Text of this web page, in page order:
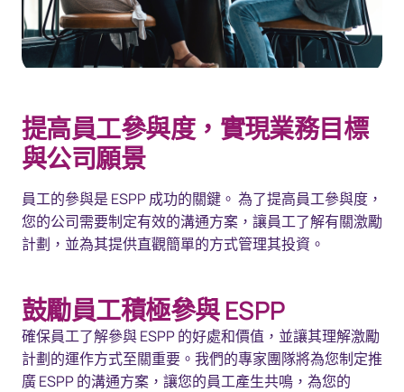
提高員工參與度，實現業務目標
與公司願景
員工的參與是 ESPP 成功的關鍵。 為了提高員工參與度，
您的公司需要制定有效的溝通方案，讓員工了解有關激勵
計劃，並為其提供直觀簡單的方式管理其投資。
鼓勵員工積極參與 ESPP
確保員工了解參與 ESPP 的好處和價值，並讓其理解激勵
計劃的運作方式至關重要。我們的專家團隊將為您制定推
廣 ESPP 的溝通方案，讓您的員工產生共鳴，為您的